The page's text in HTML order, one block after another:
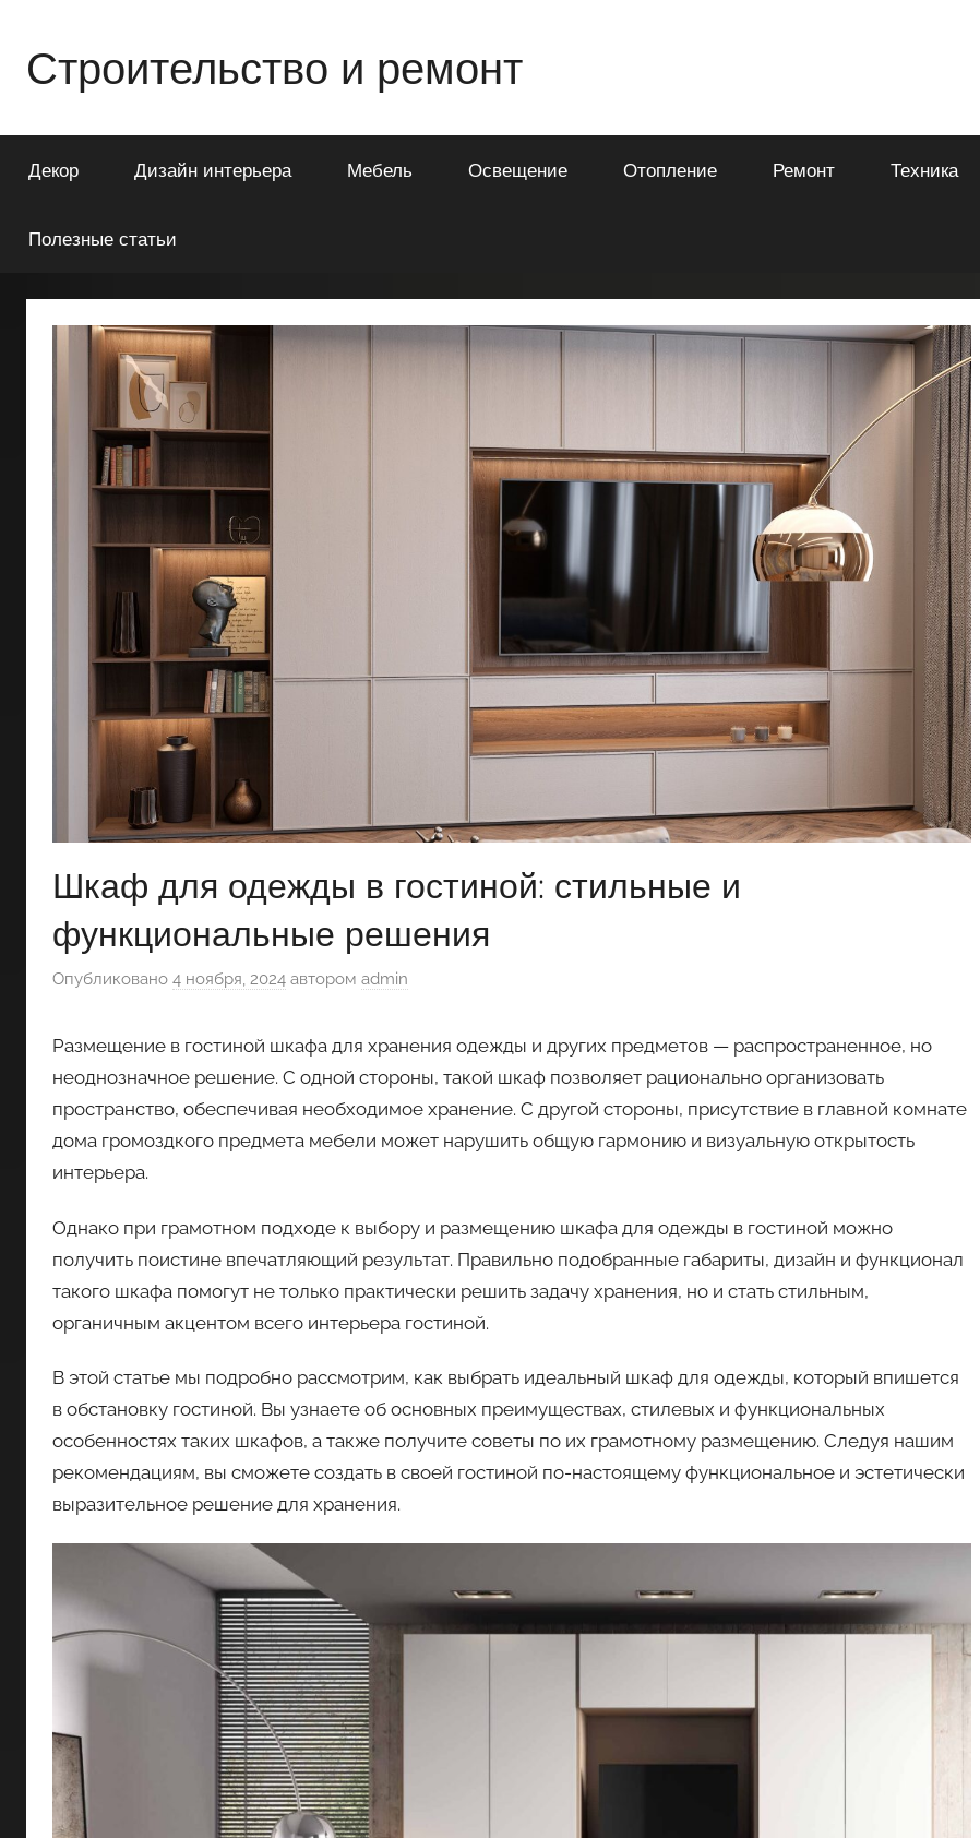
содержимому
Строительство и ремонт
о
строительстве
квартиры
Декор Дизайн интерьера Мебель Освещение Отопление Ремонт Техника
Полезные статьи
Шкаф для одежды в гостиной: стильные и
функциональные решения
Опубликовано 4 ноября, 2024 автором admin
Размещение в гостиной шкафа для хранения одежды и других предметов — распространенное, но
неоднозначное решение. С одной стороны, такой шкаф позволяет рационально организовать
пространство, обеспечивая необходимое хранение. С другой стороны, присутствие в главной комнате
дома громоздкого предмета мебели может нарушить общую гармонию и визуальную открытость
интерьера.
Однако при грамотном подходе к выбору и размещению шкафа для одежды в гостиной можно
получить поистине впечатляющий результат. Правильно подобранные габариты, дизайн и функционал
такого шкафа помогут не только практически решить задачу хранения, но и стать стильным,
органичным акцентом всего интерьера гостиной.
В этой статье мы подробно рассмотрим, как выбрать идеальный шкаф для одежды, который впишется
в обстановку гостиной. Вы узнаете об основных преимуществах, стилевых и функциональных
особенностях таких шкафов, а также получите советы по их грамотному размещению. Следуя нашим
рекомендациям, вы сможете создать в своей гостиной по-настоящему функциональное и эстетически
выразительное решение для хранения.